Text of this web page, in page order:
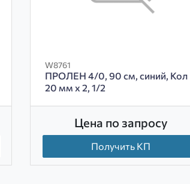
W8761
ПРОЛЕН 4/0, 90 см, синий, Кол
20 мм х 2, 1/2
Цена по запросу
Получить КП